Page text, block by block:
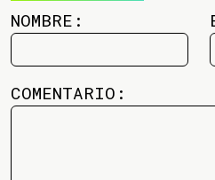
NOMBRE:
COMENTARIO: